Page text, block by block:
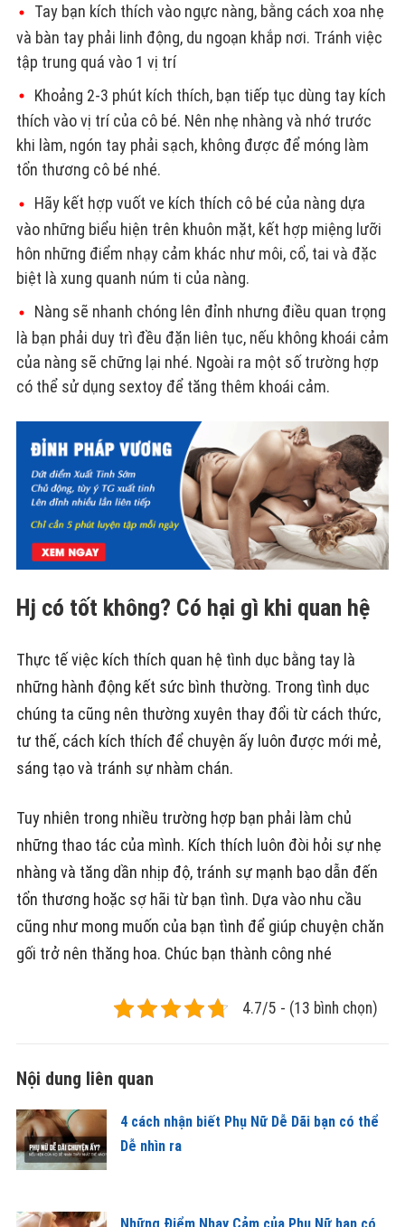
Tay bạn kích thích vào ngực nàng, bằng cách xoa nhẹ
và bàn tay phải linh động, du ngoạn khắp nơi. Tránh việc
tập trung quá vào 1 vị trí
Khoảng 2-3 phút kích thích, bạn tiếp tục dùng tay kích
thích vào vị trí của cô bé. Nên nhẹ nhàng và nhớ trước
khi làm, ngón tay phải sạch, không được để móng làm
tổn thương cô bé nhé.
Hãy kết hợp vuốt ve kích thích cô bé của nàng dựa
vào những biểu hiện trên khuôn mặt, kết hợp miệng lưỡi
hôn những điểm nhạy cảm khác như môi, cổ, tai và đặc
biệt là xung quanh núm ti của nàng.
Nàng sẽ nhanh chóng lên đỉnh nhưng điều quan trọng
là bạn phải duy trì đều đặn liên tục, nếu không khoái cảm
của nàng sẽ chững lại nhé. Ngoài ra một số trường hợp
có thể sử dụng sextoy để tăng thêm khoái cảm.
Hj có tốt không? Có hại gì khi quan hệ
Thực tế việc kích thích quan hệ tình dục bằng tay là
những hành động kết sức bình thường. Trong tình dục
chúng ta cũng nên thường xuyên thay đổi từ cách thức,
tư thế, cách kích thích để chuyện ấy luôn được mới mẻ,
sáng tạo và tránh sự nhàm chán.
Tuy nhiên trong nhiều trường hợp bạn phải làm chủ
những thao tác của mình. Kích thích luôn đòi hỏi sự nhẹ
nhàng và tăng dần nhịp độ, tránh sự mạnh bạo dẫn đến
tổn thương hoặc sợ hãi từ bạn tình. Dựa vào nhu cầu
cũng như mong muốn của bạn tình để giúp chuyện chăn
gối trở nên thăng hoa. Chúc bạn thành công nhé
4.7/5 - (13 bình chọn)
Nội dung liên quan
4 cách nhận biết Phụ Nữ Dễ Dãi bạn có thể
Dễ nhìn ra
Những Điểm Nhạy Cảm của Phụ Nữ bạn có